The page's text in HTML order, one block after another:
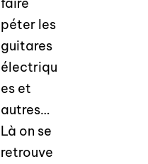
péter les
guitares
électriqu
es et
autres…
Là on se
retrouve